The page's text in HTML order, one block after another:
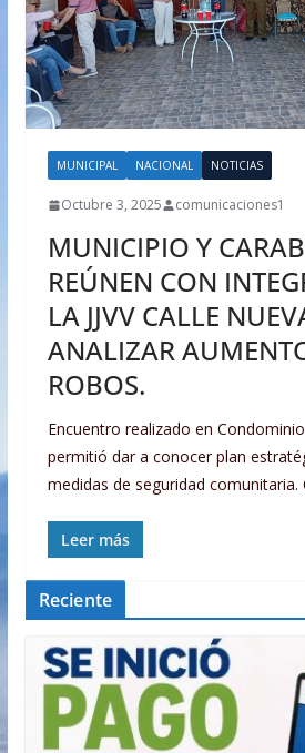
MUNICIPAL NACIONAL NOTICIAS
Octubre 3, 2025 comunicaciones1
MUNICIPIO Y
REÚNEN CON
LA JJVV CALLE
ANALIZAR
ROBOS.
Encuentro realizado en
permitió dar a conocer plan
medidas de seguridad comunitaria.
Leer más
Reciente